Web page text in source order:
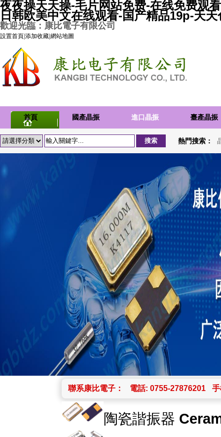
夜夜操天天操-毛片网站免费-在线免费观
日韩欧美中文在线观看-国产精品19p-天
歡迎光臨：康比電子有限公司
設置首頁 添加收藏 網站地圖
首頁 國產晶振 進口晶振 臺產晶振
熱門搜索：
聯系康比電子： 電話: 0755-27876201
陶瓷諧振器